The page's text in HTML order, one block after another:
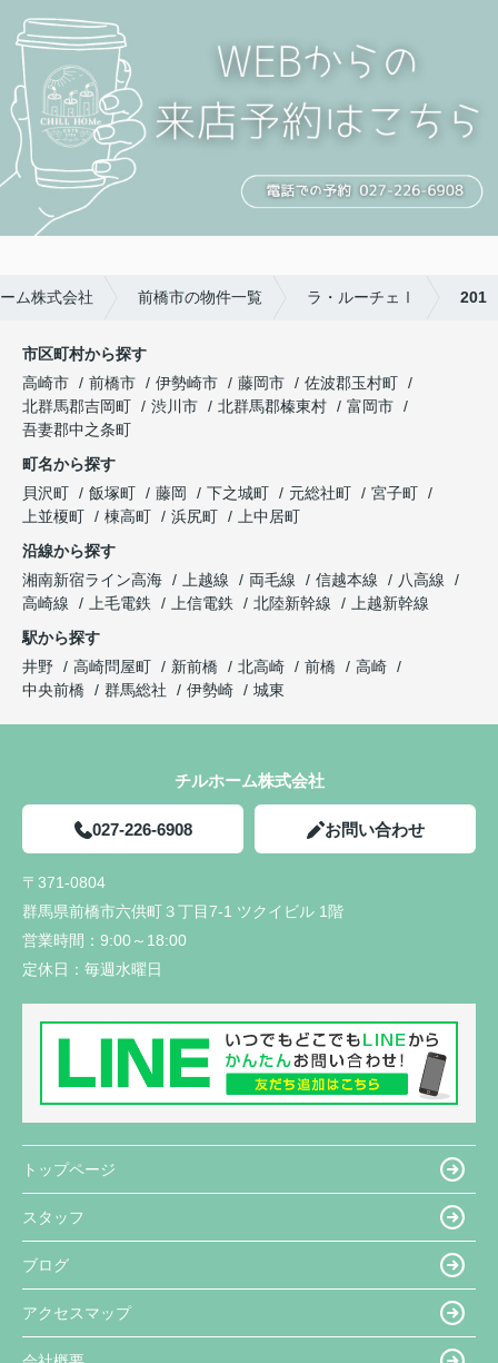
ム株式会社 前橋市の物件一覧 ラ・ルーチェⅠ 201
市区町村から探す
高崎市
前橋市 伊勢崎市 藤岡市
佐波郡玉村町
北群馬郡吉岡町
渋川市 北群馬郡榛東村
富岡市
吾妻郡中之条町
町名から探す
貝沢町
飯塚町 藤岡 下之城町 元総社町
宮子町
上並榎町
棟高町 浜尻町
上中居町
沿線から探す
湘南新宿ライン高海
上越線 両毛線 信越本線
八高線
高崎線
上毛電鉄 上信電鉄 北陸新幹線
上越新幹線
駅から探す
井野
高崎問屋町 新前橋 北高崎 前橋
高崎
中央前橋
群馬総社 伊勢崎 城東
チルホーム株式会社
027-226-6908 お問い合わせ
〒371-0804
群馬県前橋市六供町３丁目7-1 ツクイビル 1階
営業時間： 9:00～18:00
定休日： 毎週水曜日
トップページ
スタッフ
ブログ
アクセスマップ